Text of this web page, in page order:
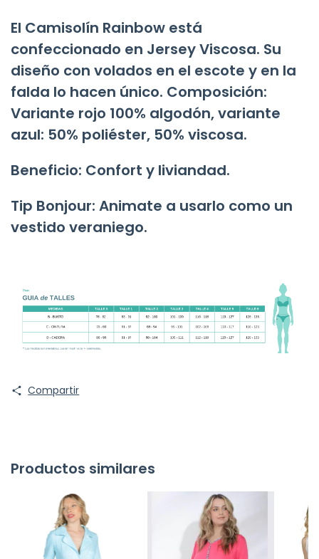
El Camisolín Rainbow está
confeccionado en Jersey Viscosa. Su
diseño con volados en el escote y en la
falda lo hacen único. Composición:
Variante rojo 100% algodón, variante
azul: 50% poliéster, 50% viscosa.
Beneficio: Confort y liviandad.
Tip Bonjour: Animate a usarlo como un
vestido veraniego.
Compartir
Productos similares